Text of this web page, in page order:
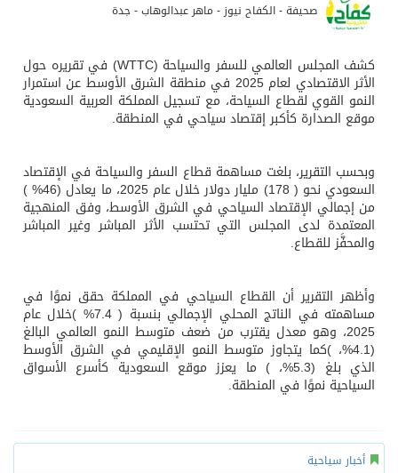
صحيفة - الكفاح نيوز - ماهر عبدالوهاب - جدة
كشف المجلس العالمي للسفر والسياحة (WTTC) في تقريره حول
الأثر الاقتصادي لعام 2025 في منطقة الشرق الأوسط عن استمرار
النمو القوي لقطاع السياحة، مع تسجيل المملكة العربية السعودية
موقع الصدارة كأكبر إقتصاد سياحي في المنطقة.
وبحسب التقرير، بلغت مساهمة قطاع السفر والسياحة في الإقتصاد
السعودي نحو ( 178) مليار دولار خلال عام 2025، ما يعادل (46% )
من إجمالي الإقتصاد السياحي في الشرق الأوسط، وفق المنهجية
المعتمدة لدى المجلس التي تحتسب الأثر المباشر وغير المباشر
والمحفَّز للقطاع.
وأظهر التقرير أن القطاع السياحي في المملكة حقق نموًا في
مساهمته في الناتج المحلي الإجمالي بنسبة ( 7.4% )خلال عام
2025، وهو معدل يقترب من ضعف متوسط النمو العالمي البالغ
(4.1%، )كما يتجاوز متوسط النمو الإقليمي في الشرق الأوسط
الذي بلغ (5.3%، ) ما يعزز موقع السعودية كأسرع الأسواق
السياحية نموًا في المنطقة.
أخبار سياحية